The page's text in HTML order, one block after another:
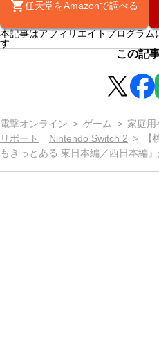
任天堂をAmazonで調べる
本記事はアフィリエイトプログラ
す
この記
電撃オンライン ゲーム 家庭用
リポート
Nintendo Switch 2
もきっとある 東日本編／西日本編